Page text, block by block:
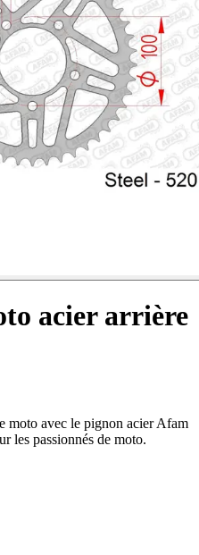
acier arrière
moto avec le pignon acier Afam
les passionnés de moto.